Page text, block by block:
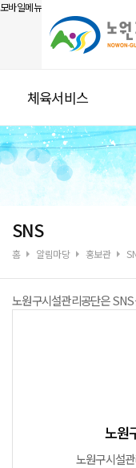
모바일메뉴
체육서비스
SNS
홈 알림마당 홍보관
노원구시설관리공단은
노원
노원구시설